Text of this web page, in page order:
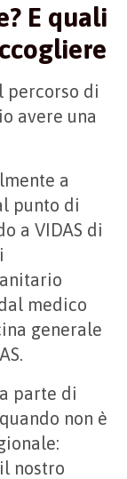
E quali
percorso di
avere una
a
punto di
a VIDAS di
medico
generale
parte di
non è
nostro